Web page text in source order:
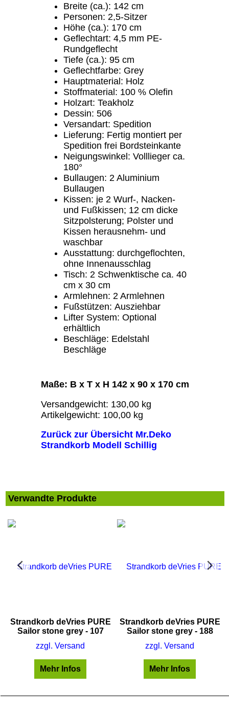
Breite (ca.): 142 cm
Personen: 2,5-Sitzer
Höhe (ca.): 170 cm
Geflechtart: 4,5 mm PE-
Rundgeflecht
Tiefe (ca.): 95 cm
Geflechtfarbe: Grey
Hauptmaterial: Holz
Stoffmaterial: 100 % Olefin
Holzart: Teakholz
Dessin: 506
Versandart: Spedition
Lieferung: Fertig montiert per
Spedition frei Bordsteinkante
Neigungswinkel: Volllieger ca.
180°
Bullaugen: 2 Aluminium
Bullaugen
Kissen: je 2 Wurf-, Nacken-
und Fußkissen; 12 cm dicke
Sitzpolsterung; Polster und
Kissen herausnehm- und
waschbar
Ausstattung: durchgeflochten,
ohne Innenausschlag
Tisch: 2 Schwenktische ca. 40
cm x 30 cm
Armlehnen: 2 Armlehnen
Fußstützen: Ausziehbar
Lifter System: Optional
erhältlich
Beschläge: Edelstahl
Beschläge
Maße: B x T x H 142 x 90 x 170 cm
Versandgewicht: 130,00 kg
Artikelgewicht: 100,00 kg
Zurück zur Übersicht Mr.Deko
Strandkorb Modell Schillig
Verwandte Produkte
Strandkorb deVries PURE
Sailor stone grey - 107
zzgl. Versand
Mehr Infos
Strandkorb deVries PURE
Sailor stone grey - 188
zzgl. Versand
Mehr Infos